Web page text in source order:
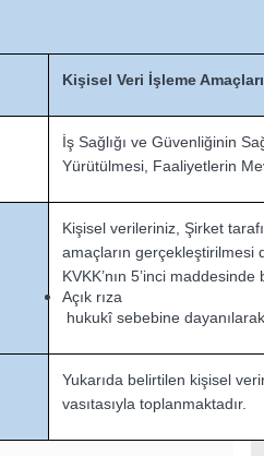
Kişisel Veri İşleme Amaçları
İş Sağlığı ve Güvenliğinin
Yürütülmesi, Faaliyetlerin
Kişisel verileriniz, Şirket
amaçların gerçekleştirilmesi
KVKK’nın 5’inci maddesinde
Açık rıza
hukukî sebebine
Yukarıda belirtilen kişisel
vasıtasıyla toplanmaktadır.